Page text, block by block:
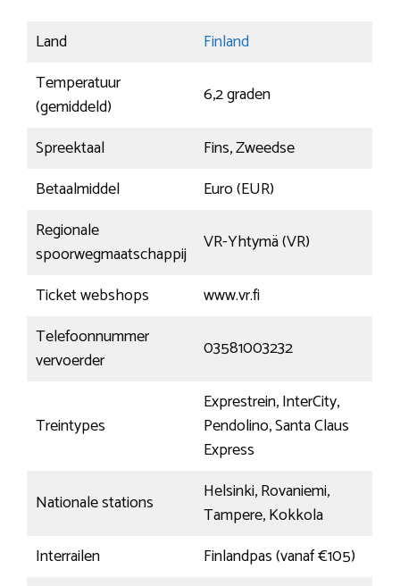
Land
Finland
Temperatuur
(gemiddeld)
6,2 graden
Spreektaal
Fins, Zweedse
Betaalmiddel
Euro (EUR)
Regionale
spoorwegmaatschappij
VR-Yhtymä (VR)
Ticket webshops
www.vr.fi
Telefoonnummer
vervoerder
03581003232
Treintypes
Exprestrein, InterCity,
Pendolino, Santa Claus
Express
Nationale stations
Helsinki, Rovaniemi,
Tampere, Kokkola
Interrailen
Finlandpas (vanaf €105)